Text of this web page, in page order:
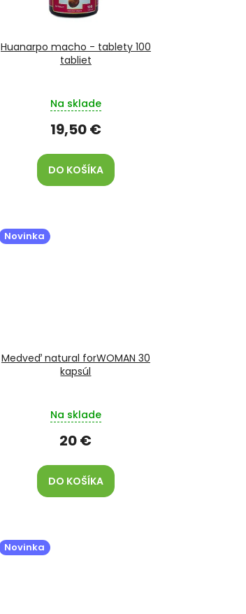
Huanarpo macho - tablety 100
tabliet
Na sklade
19,50 €
DO KOŠÍKA
Novinka
Medveď natural forWOMAN 30
kapsúl
Na sklade
20 €
DO KOŠÍKA
Novinka